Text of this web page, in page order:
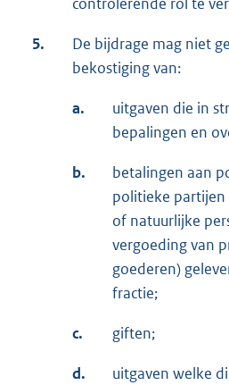
controlerende rol te
5.
De bijdrage mag niet
bekostiging van:
a.
uitgaven die in
bepalingen en
b.
betalingen aan
politieke
of natuurlijke
vergoeding van
goederen)
fractie;
c. giften;
d.
uitgaven welke